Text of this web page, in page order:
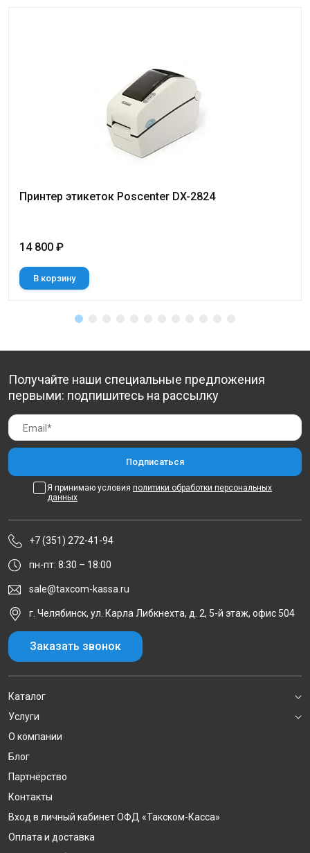
Принтер этикеток Poscenter DX-2824
14 800 ₽
В корзину
Получайте наши специальные предложения
первыми: подпишитесь на рассылку
Я принимаю условия политики обработки персональных
данных
+7 (351) 272-41-94
пн-пт: 8:30 – 18:00
sale@taxcom-kassa.ru
г. Челябинск, ул. Карла Либкнехта, д. 2, 5-й этаж, офис 504
Заказать звонок
Каталог
Услуги
О компании
Блог
Партнёрство
Контакты
Вход в личный кабинет ОФД «Такском-Касса»
Оплата и доставка